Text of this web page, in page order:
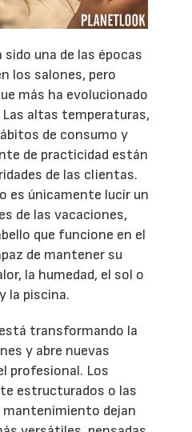
sido una de las épocas
los salones, pero
más ha evolucionado
altas temperaturas,
de consumo y
de practicidad están
de las clientas.
es únicamente lucir un
de las vacaciones,
que funcione en el
de mantener su
la humedad, el sol o
la piscina.
transformando la
y abre nuevas
profesional. Los
estructurados o las
dejan